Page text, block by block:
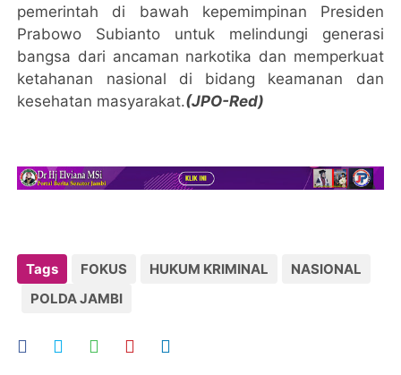
pemerintah di bawah kepemimpinan Presiden
Prabowo Subianto untuk melindungi generasi
bangsa dari ancaman narkotika dan memperkuat
ketahanan nasional di bidang keamanan dan
kesehatan masyarakat.(JPO-Red)
Tags FOKUS HUKUM KRIMINAL
NASIONAL
POLDA JAMBI